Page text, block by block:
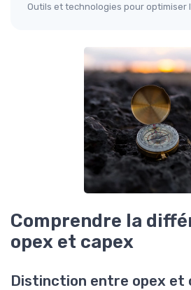
Outils et technologies pour optimiser
Comprendre la
opex et capex
Distinction entre opex et